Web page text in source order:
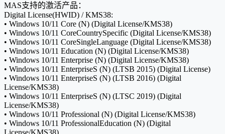
MAS支持的激活产品：
Digital License(HWID) / KMS38:
• Windows 10/11 Core (N) (Digital License/KMS38)
• Windows 10/11 CoreCountrySpecific (Digital License/KMS38)
• Windows 10/11 CoreSingleLanguage (Digital License/KMS38)
• Windows 10/11 Education (N) (Digital License/KMS38)
• Windows 10/11 Enterprise (N) (Digital License/KMS38)
• Windows 10/11 EnterpriseS (N) (LTSB 2015) (Digital License)
• Windows 10/11 EnterpriseS (N) (LTSB 2016) (Digital
License/KMS38)
• Windows 10/11 EnterpriseS (N) (LTSC 2019) (Digital
License/KMS38)
• Windows 10/11 Professional (N) (Digital License/KMS38)
• Windows 10/11 ProfessionalEducation (N) (Digital
License/KMS38)